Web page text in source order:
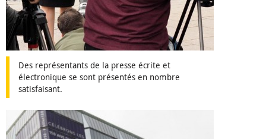
Des représentants de la presse écrite et
électronique se sont présentés en nombre
satisfaisant.